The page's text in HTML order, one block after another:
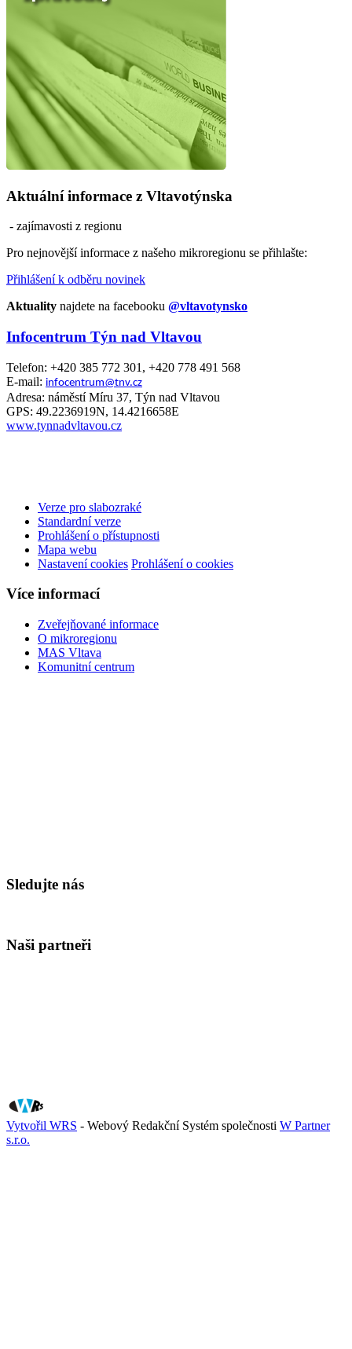
Aktuální informace z Vltavotýnska
- zajímavosti z regionu
Pro nejnovější informace z našeho mikroregionu se přihlašte:
Přihlášení k odběru novinek
Aktuality najdete na facebooku @vltavotynsko
Infocentrum Týn nad Vltavou
Telefon: +420 385 772 301, +420 778 491 568
E-mail: infocentrum@tnv.cz
Adresa: náměstí Míru 37, Týn nad Vltavou
GPS: 49.2236919N, 14.4216658E
www.tynnadvltavou.cz
Verze pro slabozraké
Standardní verze
Prohlášení o přístupnosti
Mapa webu
Nastavení cookies Prohlášení o cookies
Více informací
Zveřejňované informace
O mikroregionu
MAS Vltava
Komunitní centrum
Sledujte nás
Naši partneři
Vytvořil WRS - Webový Redakční Systém společnosti W Partner
s.r.o.